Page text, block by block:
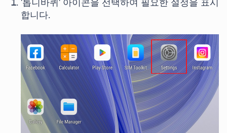
'톱니바퀴' 아이콘을 선택하여 필요한 설정을 표시
합니다.